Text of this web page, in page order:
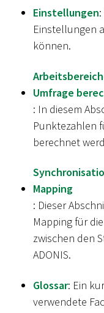
Einstellungen
Einstellungen
können.
Umfrage
: In diesem
Punktezahlen
berechnet
Mapping
: Dieser
Mapping für
zwischen den
ADONIS.
Glossar: Ein
verwendete